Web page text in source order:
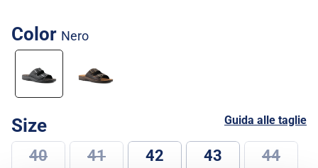
Color nero
Size Guida alle taglie
40 41 42 43 44